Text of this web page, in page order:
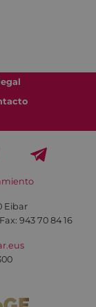
Eibar
943 70 84 16